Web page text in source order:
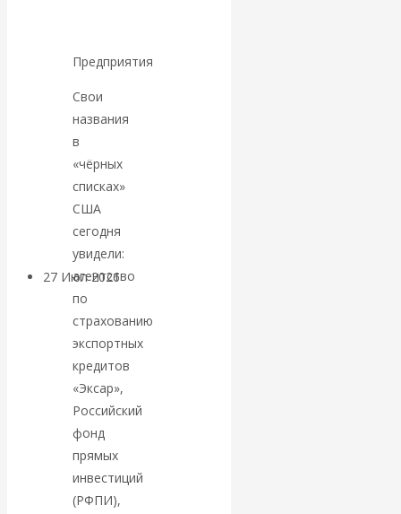
Валентин
Катасонов.
«Мировые
ростовщики»:
вчера и сегодня
27 Июл 2026Мировая
валютная система
Валентин
КАтасонов.
«МЕТОД
ОТМЫВАНИЯ
Предприятия
Свои
названия
в
«чёрных
списках»
США
сегодня
увидели:
агентство
по
страхованию
экспортных
кредитов
«Эксар»,
Российский
фонд
прямых
инвестиций
(РФПИ),